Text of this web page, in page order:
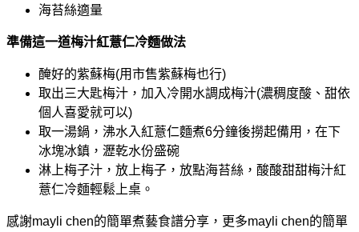
海苔絲適量
準備這一道梅汁紅薏仁冷麵做法
醃好的紫蘇梅(用市售紫蘇梅也行)
取出三大匙梅汁，加入冷開水調成梅汁(濃稠度酸、甜依
個人喜愛就可以)
取一湯鍋，沸水入紅薏仁麵煮6分鐘後撈起備用，在下
冰塊冰鎮，瀝乾水份盛碗
淋上梅子汁，放上梅子，放點海苔絲，酸酸甜甜梅汁紅
薏仁冷麵輕鬆上桌。
感謝mayli chen的簡單煮藝食譜分享，更多mayli chen的簡單